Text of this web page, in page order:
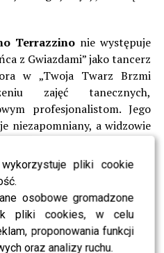
pliki cookie
osobowe gromadzone
pliki cookies, w celu
proponowania funkcji
oraz analizy ruchu.
Terrazzino nie występuje
z Gwiazdami” jako tancerz
w „Twoja Twarz Brzmi
zajęć tanecznych,
profesjonalistom. Jego
niezapomniany, a widzowie
– jubileuszowy odcinek
ponad 200 gwiazd,
się przez parkiet
się tancerze i uczestnicy,